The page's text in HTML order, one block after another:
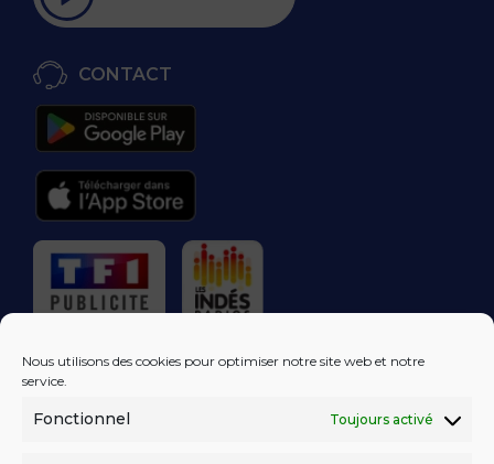
Nous utilisons des cookies pour optimiser notre site web et notre
service.
Fonctionnel Toujours activé
CONTACT
RÉGIE PUBLICITAIRE
LES EXCLUS
DANS VOTRE